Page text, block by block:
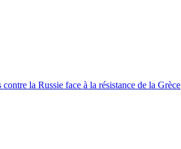
la Russie face à la résistance de la Grèce